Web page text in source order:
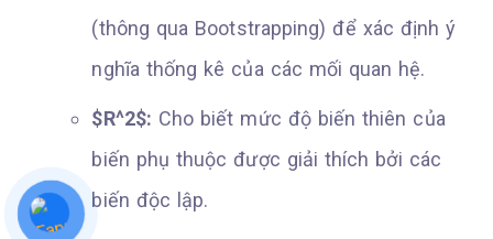
(thông qua Bootstrapping) để xác định ý
nghĩa thống kê của các mối quan hệ.
$R^2$: Cho biết mức độ biến thiên của
biến phụ thuộc được giải thích bởi các
biến độc lập.